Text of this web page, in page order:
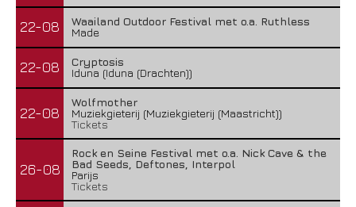
22-08
Waailand Outdoor Festival met o.a. Ruthless
Made
22-08
Cryptosis
Iduna (Iduna (Drachten))
22-08
Wolfmother
Muziekgieterij (Muziekgieterij (Maastricht))
Tickets
26-08
Rock en Seine Festival met o.a. Nick Cave & the
Bad Seeds, Deftones, Interpol
Parijs
Tickets